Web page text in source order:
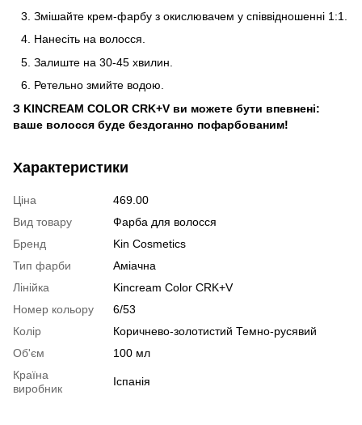
Змішайте крем-фарбу з окислювачем у співвідношенні 1:1.
Нанесіть на волосся.
Залиште на 30-45 хвилин.
Ретельно змийте водою.
З KINCREAM COLOR CRK+V ви можете бути впевнені:
ваше волосся буде бездоганно пофарбованим!
Характеристики
Ціна
469.00
Вид товару
Фарба для волосся
Бренд
Kin Cosmetics
Тип фарби
Аміачна
Лінійка
Kincream Color CRK+V
Номер кольору
6/53
Колір
Коричнево-золотистий Темно-русявий
Об'єм
100 мл
Країна
виробник
Іспанія